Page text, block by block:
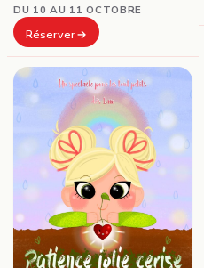
DU 10 AU 11 OCTOBRE
Réserver